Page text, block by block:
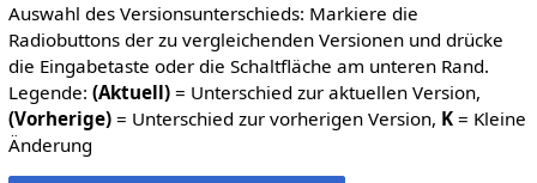
Auswahl des Versionsunterschieds: Markiere die
Radiobuttons der zu vergleichenden Versionen und drücke
die Eingabetaste oder die Schaltfläche am unteren Rand.
Legende: (Aktuell)= Unterschied zur aktuellen Version,
(Vorherige)= Unterschied zur vorherigen Version, K= Kleine
Änderung